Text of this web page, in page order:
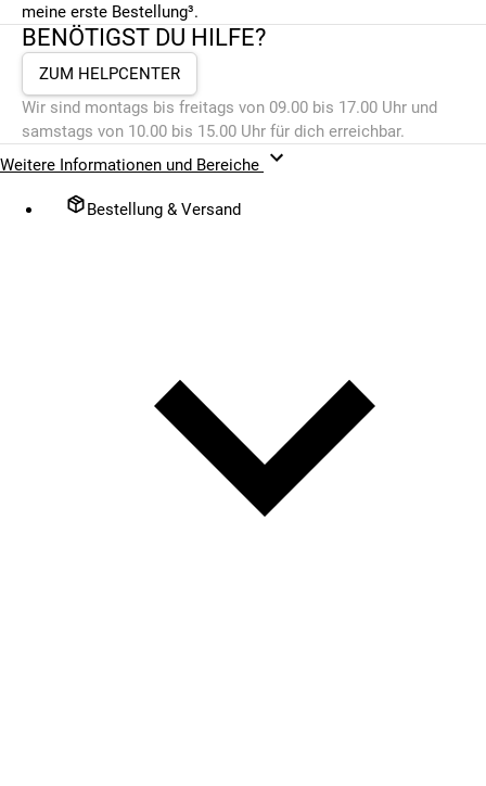
meine erste Bestellung³.
BENÖTIGST DU HILFE?
ZUM HELPCENTER
Wir sind montags bis freitags von 09.00 bis 17.00 Uhr und
samstags von 10.00 bis 15.00 Uhr für dich erreichbar.
Weitere Informationen und Bereiche
Bestellung & Versand